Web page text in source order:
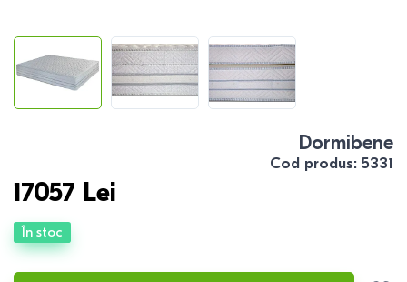
Dormibene
Cod produs: 5331
17057 Lei
În stoc